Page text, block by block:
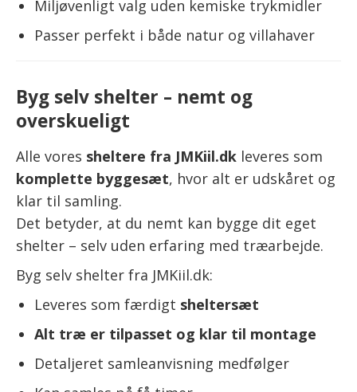
Miljøvenligt valg uden kemiske trykmidler
Passer perfekt i både natur og villahaver
Byg selv shelter – nemt og
overskueligt
Alle vores sheltere fra JMKiil.dk leveres som
komplette byggesæt, hvor alt er udskåret og
klar til samling.
Det betyder, at du nemt kan bygge dit eget
shelter – selv uden erfaring med træarbejde.
Byg selv shelter fra JMKiil.dk:
Leveres som færdigt sheltersæt
Alt træ er tilpasset og klar til montage
Detaljeret samleanvisning medfølger